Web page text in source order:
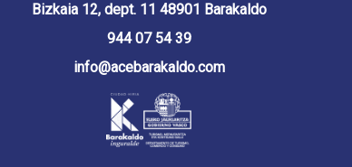
Bizkaia 12, dept. 11 48901 Barakaldo
944 07 54 39
info@acebarakaldo.com